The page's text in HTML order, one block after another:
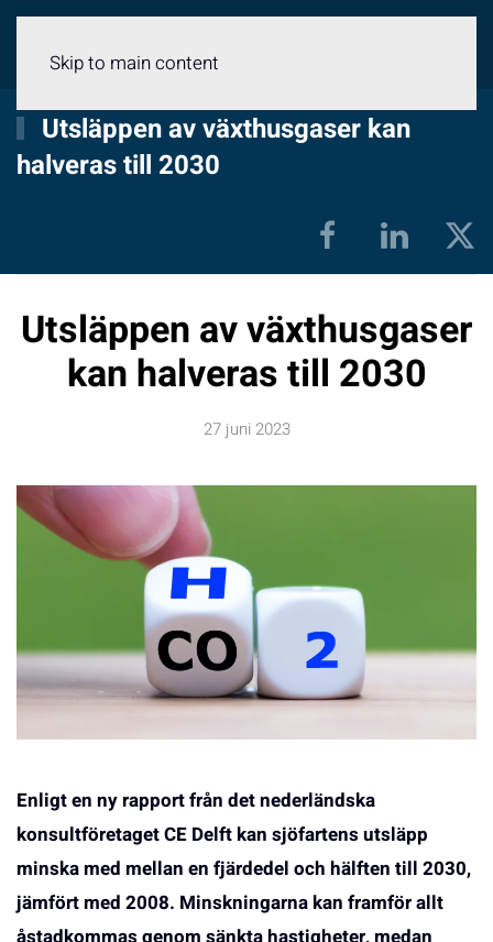
Skip to main content
Utsläppen av växthusgaser kan
halveras till 2030
Utsläppen av växthusgaser
kan halveras till 2030
27 juni 2023
Enligt en ny rapport från det nederländska
konsultföretaget CE Delft kan sjöfartens utsläpp
minska med mellan en fjärdedel och hälften till 2030,
jämfört med 2008. Minskningarna kan framför allt